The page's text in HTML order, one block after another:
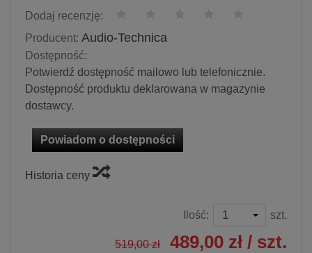
Dodaj recenzję:
Producent: Audio-Technica
Dostępność:
Potwierdź dostępność mailowo lub telefonicznie.
Dostępność produktu deklarowana w magazynie
dostawcy.
Powiadom o dostępności
Historia ceny
Ilość: szt.
519,00 zł 489,00 zł / szt.